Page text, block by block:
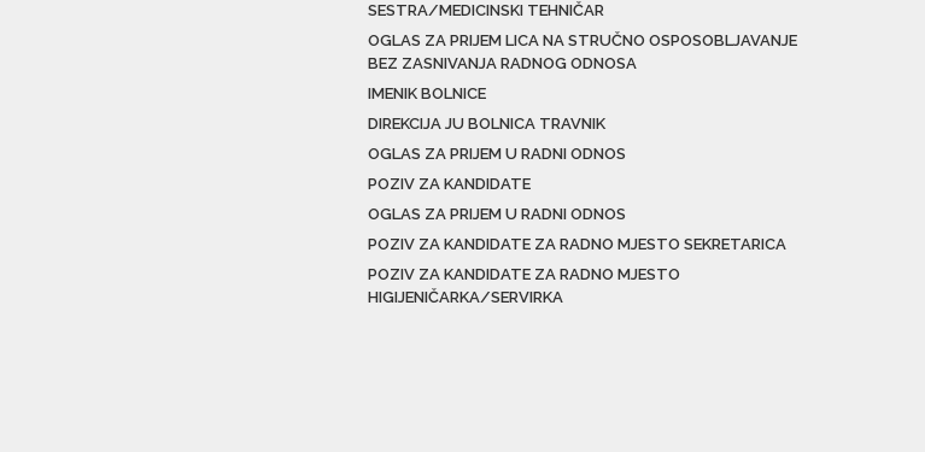
SESTRA/MEDICINSKI TEHNIČAR
OGLAS ZA PRIJEM LICA NA STRUČNO OSPOSOBLJAVANJE
BEZ ZASNIVANJA RADNOG ODNOSA
IMENIK BOLNICE
DIREKCIJA JU BOLNICA TRAVNIK
OGLAS ZA PRIJEM U RADNI ODNOS
POZIV ZA KANDIDATE
OGLAS ZA PRIJEM U RADNI ODNOS
POZIV ZA KANDIDATE ZA RADNO MJESTO SEKRETARICA
POZIV ZA KANDIDATE ZA RADNO MJESTO
HIGIJENIČARKA/SERVIRKA